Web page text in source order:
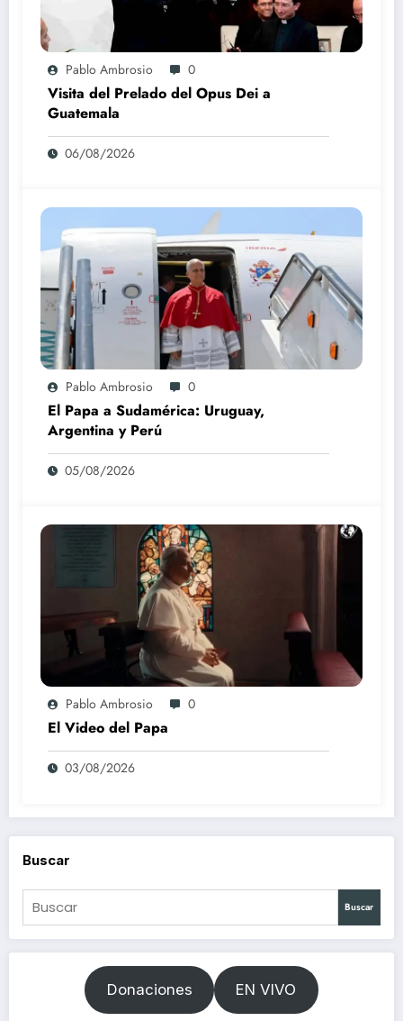
Pablo Ambrosio 0
Visita del Prelado del Opus Dei a
Guatemala
06/08/2026
Pablo Ambrosio 0
El Papa a Sudamérica: Uruguay,
Argentina y Perú
05/08/2026
Pablo Ambrosio 0
El Video del Papa
03/08/2026
Buscar
Buscar
Donaciones EN VIVO